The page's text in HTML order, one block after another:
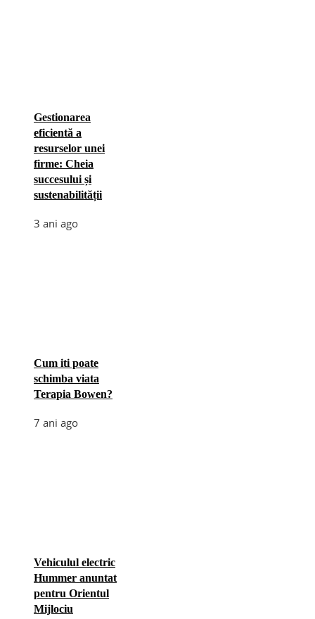
Gestionarea
eficientă a
resurselor unei
firme: Cheia
succesului și
sustenabilității
3 ani ago
Cum iti poate
schimba viata
Terapia Bowen?
7 ani ago
Vehiculul electric
Hummer anuntat
pentru Orientul
Mijlociu